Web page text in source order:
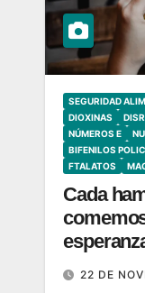
SEGURIDAD
DIOXINAS
NÚMEROS E
BIFENILOS
FTALATOS
Cada
22 DE